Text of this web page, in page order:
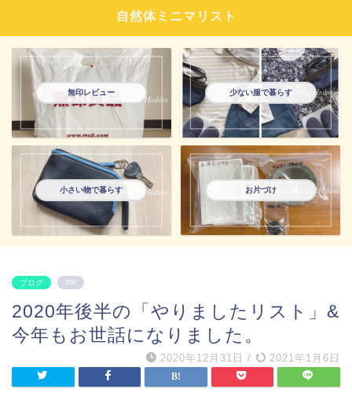
自然体ミニマリスト
無印レビュー 少ない服で暮らす
小さい物で暮らす お片づけ
ブログ PR
2020年後半の「やりましたリスト」&
今年もお世話になりました。
2020年12月31日 / 2021年1月6日